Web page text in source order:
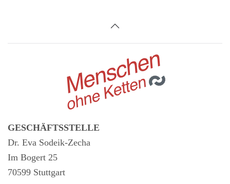
GESCHÄFTSSTELLE
Dr. Eva Sodeik-Zecha
Im Bogert 25
70599 Stuttgart